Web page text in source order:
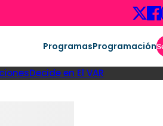
ProgramasProgramación
Decide en El VAR